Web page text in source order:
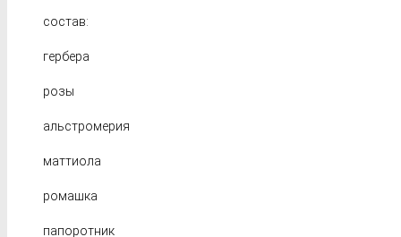
состав:
гербера
розы
альстромерия
маттиола
ромашка
папоротник